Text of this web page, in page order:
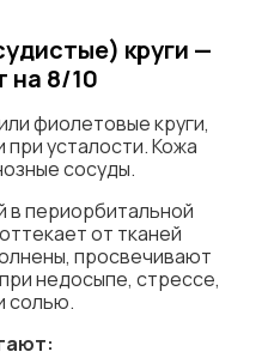
круги —
на 8/10
фиолетовые круги,
усталости. Кожа
сосуды.
в периорбитальной
от тканей
просвечивают
недосыпе, стрессе,
солью.